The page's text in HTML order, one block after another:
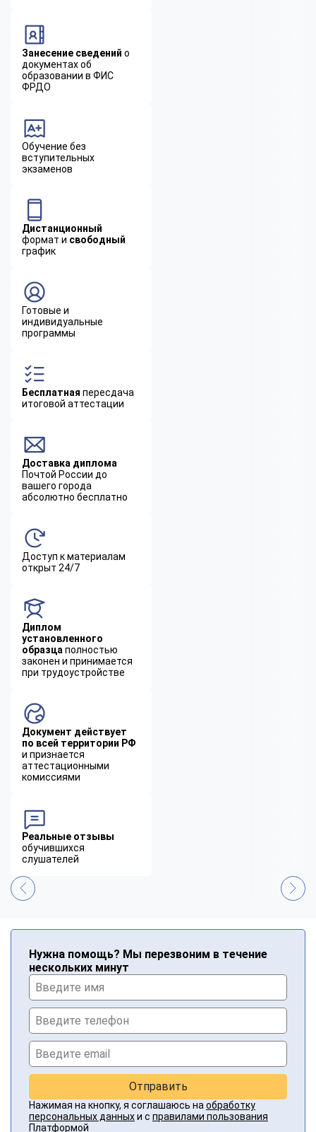
Занесение сведений о
документах об
образовании в ФИС
ФРДО
Обучение без
вступительных
экзаменов
Дистанционный
формат и свободный
график
Готовые и
индивидуальные
программы
Бесплатная пересдача
итоговой аттестации
Доставка диплома
Почтой России до
вашего города
абсолютно бесплатно
Доступ к материалам
открыт 24/7
Диплом
установленного
образца полностью
законен и принимается
при трудоустройстве
Документ действует
по всей территории РФ
и признается
аттестационными
комиссиями
Реальные отзывы
обучившихся
слушателей
Нужна помощь? Мы перезвоним в течение
нескольких минут
Отправить
Нажимая на кнопку, я соглашаюсь на обработку
персональных данныхи с правилами пользования
Платформой